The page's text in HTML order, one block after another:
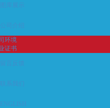
图库展示
公司介绍
环境
证书
留言反馈
联系我们
ENGLISH